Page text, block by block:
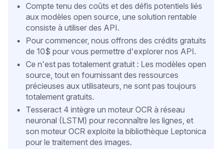
Compte tenu des coûts et des défis potentiels liés
aux modèles open source, une solution rentable
consiste à utiliser des API.
Pour commencer, nous offrons des crédits gratuits
de 10$ pour vous permettre d'explorer nos API.
Ce n'est pas totalement gratuit : Les modèles open
source, tout en fournissant des ressources
précieuses aux utilisateurs, ne sont pas toujours
totalement gratuits.
Tesseract 4 intègre un moteur OCR à réseau
neuronal (LSTM) pour reconnaître les lignes, et
son moteur OCR exploite la bibliothèque Leptonica
pour le traitement des images.